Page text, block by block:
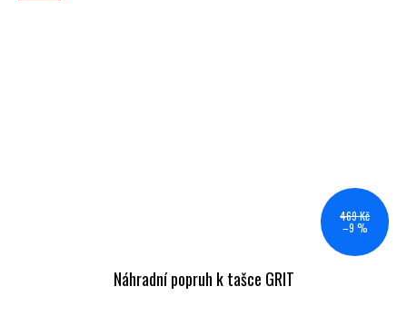
469 Kč
–9 %
Náhradní popruh k tašce GRIT